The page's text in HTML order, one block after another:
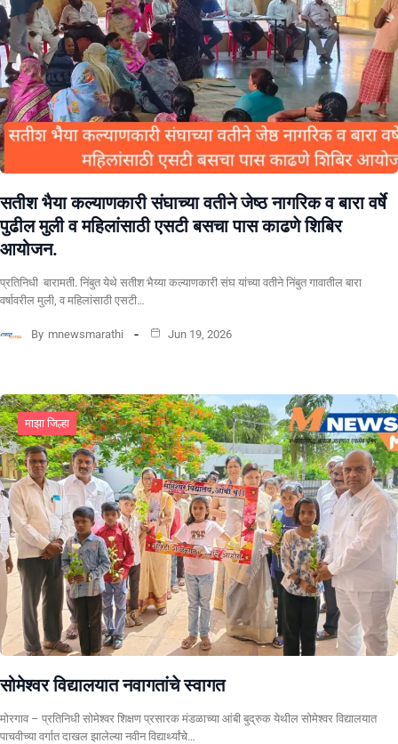
सतीश भैया कल्याणकारी संघाच्या वतीने जेष्ठ नागरिक व बारा वर्षे
पुढील मुली व महिलांसाठी एसटी बसचा पास काढणे शिबिर
आयोजन.
प्रतिनिधी बारामती. निंबुत येथे सतीश भैय्या कल्याणकारी संघ यांच्या वतीने निंबुत गावातील बारा
वर्षावरील मुली, व महिलांसाठी एसटी…
By mnewsmarathi Jun 19, 2026
माझा जिल्हा
सोमेश्वर विद्यालयात नवागतांचे स्वागत
मोरगाव – प्रतिनिधी सोमेश्वर शिक्षण प्रसारक मंडळाच्या आंबी बुद्रुक येथील सोमेश्वर विद्यालयात
पाचवीच्या वर्गात दाखल झालेल्या नवीन विद्यार्थ्यांचे…